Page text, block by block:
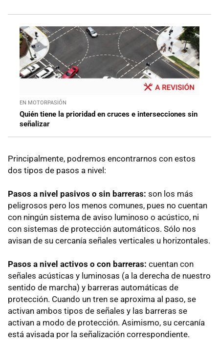
EN MOTORPASIÓN
Quién tiene la prioridad en cruces e intersecciones sin
señalizar
Principalmente, podremos encontrarnos con estos
dos tipos de pasos a nivel:
Pasos a nivel pasivos o sin barreras: son los más
peligrosos pero los menos comunes, pues no cuentan
con ningún sistema de aviso luminoso o acústico, ni
con sistemas de protección automáticos. Sólo nos
avisan de su cercanía señales verticales u horizontales.
Pasos a nivel activos o con barreras: cuentan con
señales acústicas y luminosas (a la derecha de nuestro
sentido de marcha) y barreras automáticas de
protección. Cuando un tren se aproxima al paso, se
activan ambos tipos de señales y las barreras se
activan a modo de protección. Asimismo, su cercanía
está avisada por la señalización correspondiente.